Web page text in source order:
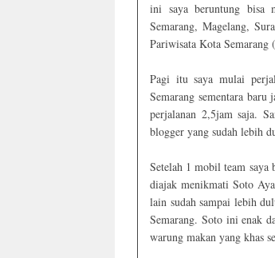
ini saya beruntung bisa
Semarang, Magelang,
Pariwisata Kota Semarang
Pagi itu saya mulai
Semarang sementara
perjalanan 2,5jam saja.
blogger yang sudah lebih
Setelah 1 mobil team
diajak menikmati Soto
lain sudah sampai lebih
Semarang. Soto ini enak
warung makan yang khas